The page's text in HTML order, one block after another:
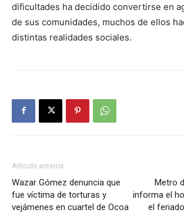
dificultades ha decidido convertirse en
de sus comunidades, muchos de ellos
distintas realidades sociales.
Artículo anterior
Wazar Gómez denuncia que
fue víctima de torturas y
vejámenes en cuartel de Ocoa
Metro
informa el
el